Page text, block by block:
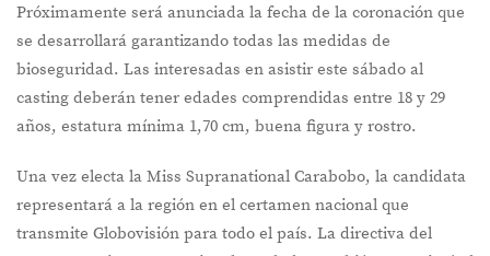
Próximamente será anunciada la fecha de la coronación que
se desarrollará garantizando todas las medidas de
bioseguridad. Las interesadas en asistir este sábado al
casting deberán tener edades comprendidas entre 18 y 29
años, estatura mínima 1,70 cm, buena figura y rostro.
Una vez electa la Miss Supranational Carabobo, la candidata
representará a la región en el certamen nacional que
transmite Globovisión para todo el país. La directiva del